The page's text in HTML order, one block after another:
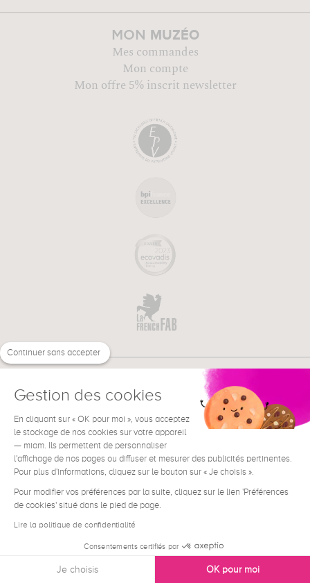
MON MUZÉO
Mes commandes
Mon compte
Mon offre 5% inscrit newsletter
BESOIN D'AIDE ? FR
Conditions générales de vente
Mentions Légales
Contact
Données personnelles
Continuer sans accepter
Gestion des cookies
En cliquant sur « OK pour moi », vous acceptez
le stockage de nos cookies sur votre appareil
— miam. Ils permettent de personnaliser
l'affichage de nos pages ou diffuser et mesurer des publicités pertinentes.
Pour plus d'informations, cliquez sur le bouton sur « Je choisis ».
Pour modifier vos préférences par la suite, cliquez sur le lien 'Préférences
de cookies' situé dans le pied de page.
Lire la politique de confidentialité
Consentements certifiés par
Je choisis OK pour moi